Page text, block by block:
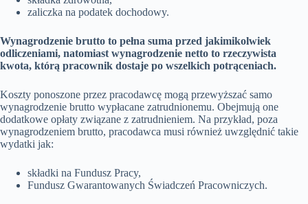
zaliczka na podatek dochodowy.
Wynagrodzenie brutto to pełna suma przed jakimikolwiek
odliczeniami, natomiast wynagrodzenie netto to rzeczywista
kwota, którą pracownik dostaje po wszelkich potrąceniach.
Koszty ponoszone przez pracodawcę mogą przewyższać samo
wynagrodzenie brutto wypłacane zatrudnionemu. Obejmują one
dodatkowe opłaty związane z zatrudnieniem. Na przykład, poza
wynagrodzeniem brutto, pracodawca musi również uwzględnić takie
wydatki jak:
składki na Fundusz Pracy,
Fundusz Gwarantowanych Świadczeń Pracowniczych.